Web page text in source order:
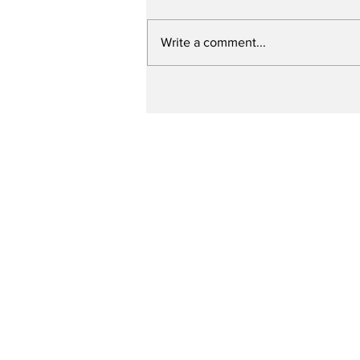
Write a comment...